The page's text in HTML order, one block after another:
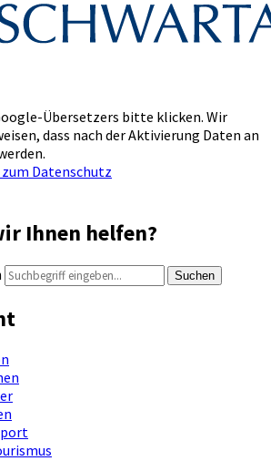
Übersetzers bitte klicken. Wir
dass nach der Aktivierung Daten an
Datenschutz
Ihnen helfen?
Suchen